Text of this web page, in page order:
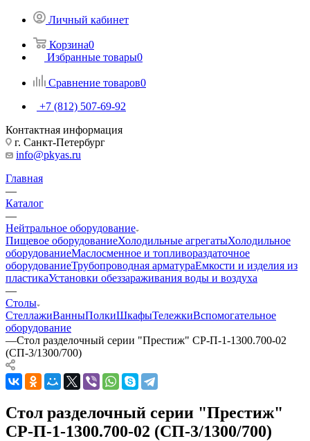
Личный кабинет
Корзина0
Избранные товары0
Сравнение товаров0
+7 (812) 507-69-92
Контактная информация
г. Санкт-Петербург
info@pkyas.ru
Главная
—
Каталог
—
Нейтральное оборудование
Пищевое оборудованиеХолодильные агрегатыХолодильное
оборудованиеМаслосменное и топливораздаточное
оборудованиеТрубопроводная арматураЕмкости и изделия из
пластикаУстановки обеззараживания воды и воздуха
—
Столы
СтеллажиВанныПолкиШкафыТележкиВспомогательное
оборудование
—Стол разделочный серии "Престиж" СР-П-1-1300.700-02
(СП-3/1300/700)
Стол разделочный серии "Престиж"
СР-П-1-1300.700-02 (СП-3/1300/700)